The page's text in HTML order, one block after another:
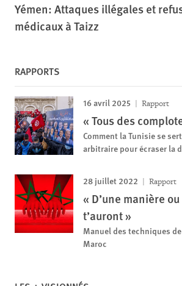
Yémen: Attaques illégales et
médicaux à Taizz
RAPPORTS
16 avril 2025 Rapport
« Tous des
Comment la Tunisie se
arbitraire pour écraser la
28 juillet 2022 Rapport
« D’une manière
t’auront »
Manuel des techniques
Maroc